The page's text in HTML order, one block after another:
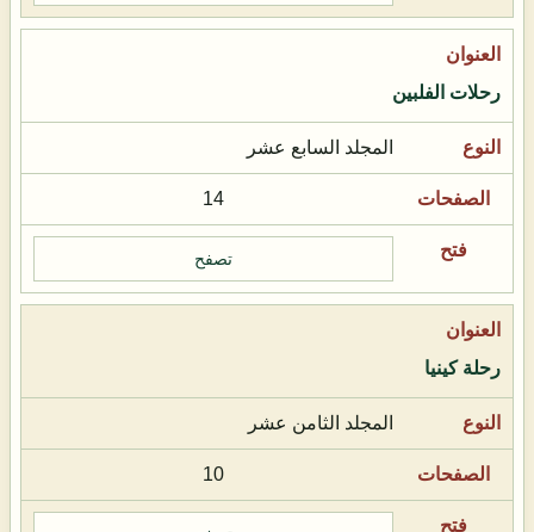
رحلات الفلبين
المجلد السابع عشر
14
تصفح
رحلة كينيا
المجلد الثامن عشر
10